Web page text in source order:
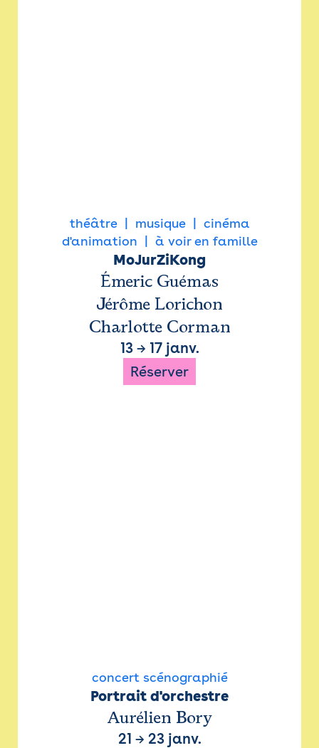
théâtre musique
cinéma
d'animation
à voir en famille
MoJurZiKong
Émeric Guémas
Jérôme Lorichon
Charlotte Corman
13→ 17 janv.
Réserver
concert scénographié
Portrait d'orchestre
Aurélien Bory
21 → 23 janv.